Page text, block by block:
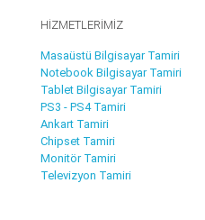
HİZMETLERİMİZ
Masaüstü Bilgisayar Tamiri
Notebook Bilgisayar Tamiri
Tablet Bilgisayar Tamiri
PS3 - PS4 Tamiri
Ankart Tamiri
Chipset Tamiri
Monitör Tamiri
Televizyon Tamiri